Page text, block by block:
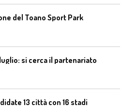
del Toano Sport Park
si cerca il partenariato
13 città con 16 stadi